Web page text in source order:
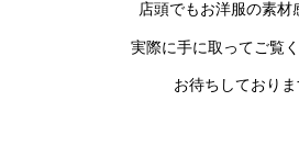
店頭でもお洋服の素材
実際に手に取ってご覧
お待ちしておりま